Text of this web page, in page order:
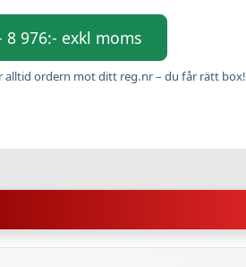
8 976:- exkl moms
alltid ordern mot ditt reg.nr – du får rätt box!